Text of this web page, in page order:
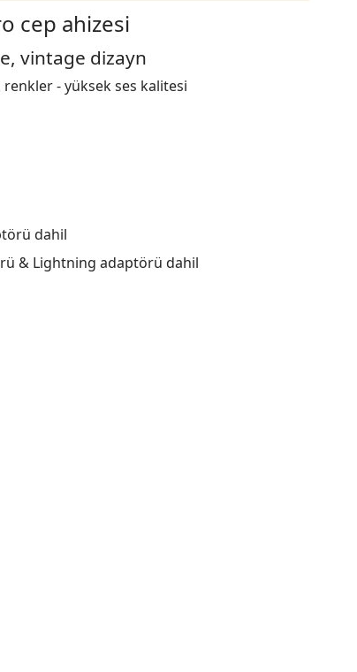
cep ahizesi
vintage dizayn
- yüksek ses kalitesi
dahil
& Lightning adaptörü dahil